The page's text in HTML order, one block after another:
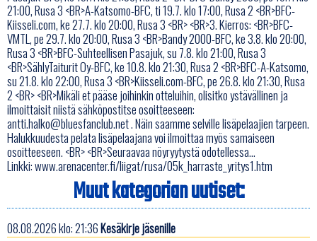
21:00, Rusa 3 <BR>A-Katsomo-BFC, ti 19.7. klo 17:00, Rusa 2 <BR>BFC-
Kiisseli.com, ke 27.7. klo 20:00, Rusa 3 <BR> <BR>3. Kierros: <BR>BFC-
VMTL, pe 29.7. klo 20:00, Rusa 3 <BR>Bandy 2000-BFC, ke 3.8. klo 20:00,
Rusa 3 <BR>BFC-Suhteellisen Pasajuk, su 7.8. klo 21:00, Rusa 3
<BR>SählyTaiturit Oy-BFC, ke 10.8. klo 21:30, Rusa 2 <BR>BFC-A-Katsomo,
su 21.8. klo 22:00, Rusa 3 <BR>Kiisseli.com-BFC, pe 26.8. klo 21:30, Rusa
2 <BR> <BR>Mikäli et pääse joihinkin otteluihin, olisitko ystävällinen ja
ilmoittaisit niistä sähköpostitse osoitteeseen:
antti.halko@bluesfanclub.net . Näin saamme selville lisäpelaajien tarpeen.
Halukkuudesta pelata lisäpelaajana voi ilmoittaa myös samaiseen
osoitteeseen. <BR> <BR>Seuraavaa nöyryytystä odotellessa...
Linkki:www.arenacenter.fi/liigat/rusa/05k_harraste_yritys1.htm
Muut kategorian uutiset:
08.08.2026 klo: 21:36Kesäkirje jäsenille